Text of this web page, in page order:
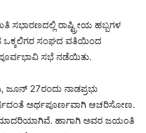
ಸಭಾರಣದಲ್ಲಿ ರಾಷ್ಟ್ರೀಯ ಹಬ್ಬಗಳ
ಸಂಘದ ವತಿಯಿಂದ
ಸಭೆ ನಡೆಯಿತು.
ಜೂನ್ 27ರಂದು ನಾಡಪ್ರಭು
ಅರ್ಥಪೂರ್ಣವಾಗಿ ಆಚರಿಸೋಣ.
ಮಾದರಿಯಾಗಿವೆ. ಹಾಗಾಗಿ ಅವರ ಜಯಂತಿ